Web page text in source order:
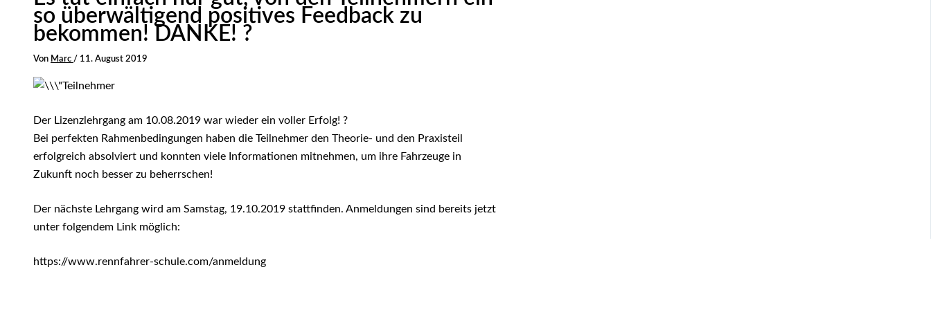
so überwältigend positives Feedback zu
bekommen! DANKE! ?
Von Marc / 11. August 2019
Der Lizenzlehrgang am 10.08.2019 war wieder ein voller Erfolg! ?
Bei perfekten Rahmenbedingungen haben die Teilnehmer den Theorie- und den Praxisteil
erfolgreich absolviert und konnten viele Informationen mitnehmen, um ihre Fahrzeuge in
Zukunft noch besser zu beherrschen!
Der nächste Lehrgang wird am Samstag, 19.10.2019 stattfinden. Anmeldungen sind bereits jetzt
unter folgendem Link möglich:
https://www.rennfahrer-schule.com/anmeldung